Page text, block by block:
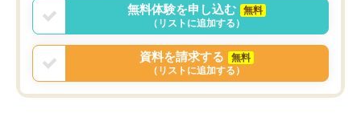
無料体験を申し込む
無料
（リストに追加する）
資料を請求する
無料
（リストに追加する）